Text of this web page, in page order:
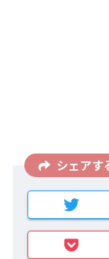
シェアす